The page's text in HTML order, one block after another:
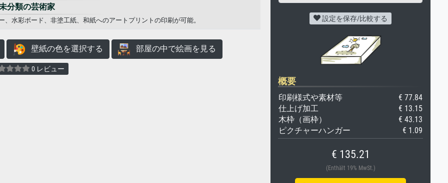
分類の芸術家
、水彩ボード、非塗工紙、和紙へのアートプリントの印刷が可能。
壁紙の色を選択する 部屋の中で絵画を見る
0 レビュー
設定を保存/比較する
概要
印刷様式や素材等
€ 77.84
仕上げ加工
€ 13.15
木枠（画枠）
€ 43.13
ピクチャーハンガー
€ 1.09
€ 135.21
(Enthält 19% MwSt.)